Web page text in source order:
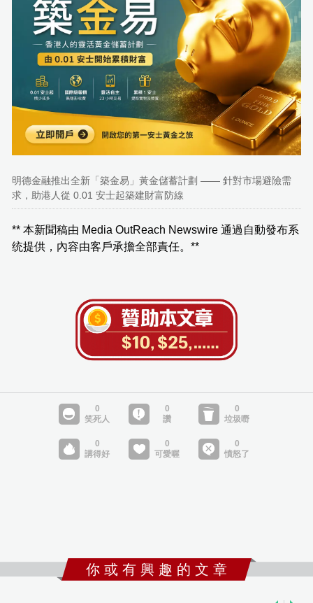
明德金融推出全新「築金易」黃金儲蓄計劃 —— 針對市場避險需
求，助港人從 0.01 安士起築建財富防線
** 本新聞稿由 Media OutReach Newswire 通過自動發布系
统提供，內容由客戶承擔全部責任。**
你 或 有 興 趣 的 文 章